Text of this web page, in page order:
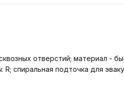
отверстий; материал -
спиральная подточка для